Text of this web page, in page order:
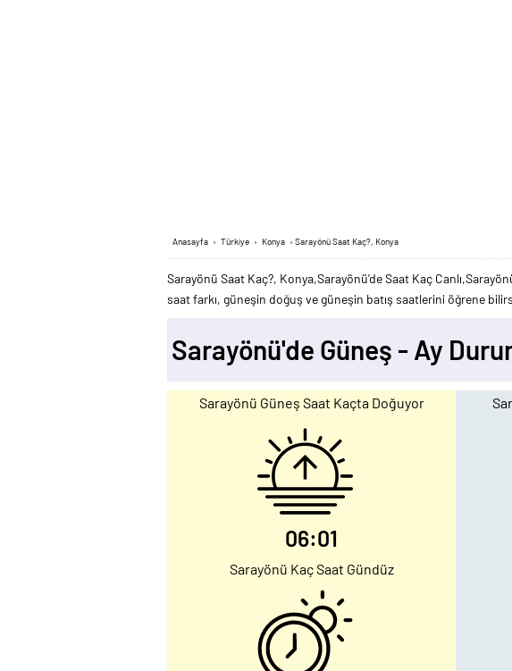
Anasayfa › Türkiye › Konya › Sarayönü Saat Kaç?, Konya
Sarayönü Saat Kaç?, Konya,Sarayönü'de Saat Kaç
saat farkı, güneşin doğuş ve güneşin batış saatlerini öğrene
Sarayönü'de Güneş - Ay
Sarayönü Güneş Saat Kaçta Doğuyor
06:01
Sarayönü Kaç Saat Gündüz